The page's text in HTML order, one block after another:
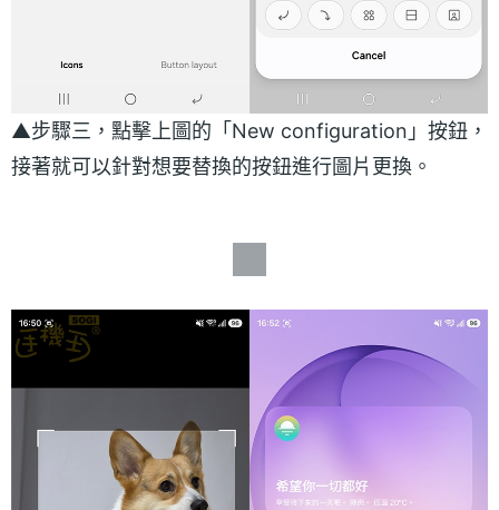
▲步驟三，點擊上圖的「New configuration」按鈕，
接著就可以針對想要替換的按鈕進行圖片更換。